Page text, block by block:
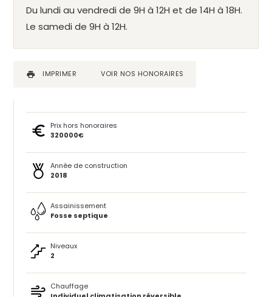
Du lundi au vendredi de 9H à 12H et de 14H à 18H.
Le samedi de 9H à 12H.
IMPRIMER VOIR NOS HONORAIRES
Prix hors honoraires
320000€
Année de construction
2018
Assainissement
Fosse septique
Niveaux
2
Chauffage